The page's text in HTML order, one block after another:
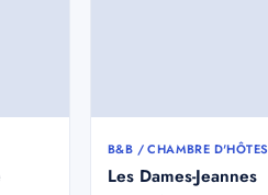
B&B / CHAMBRE D'HÔTES
Les Dames-Jeannes